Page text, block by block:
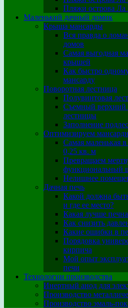
Пляжи острова Ла
Маленький дачный домик
Крыша мансарды
Вся правда о
домов
Самая выгодная
крышей
Как быстро
мансарду
Поворотная лестница
Полувинтовая
Съемный верхний
лестницы
Заполнение
Оптимизируем
Самая маленькая
0,25 кв. м
Превращаем
функциональный
Нелишнее
Дачная печь
Какой должна
и где ее место?
Какая лучше
Как снизить
Какие ошибки в
Порядовка
кирпича
Мой опыт
печи
Технологии производства
Инертный анод для
Производство
Производство эмаль-